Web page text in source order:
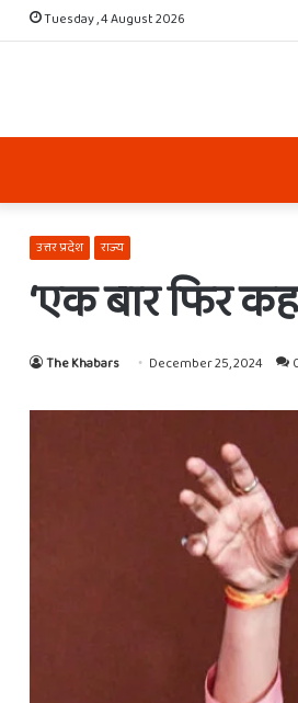
Tuesday , 4 August 2026
उत्तर प्रदेश राज्य
‘एक बार फिर
The Khabars December 25, 2024